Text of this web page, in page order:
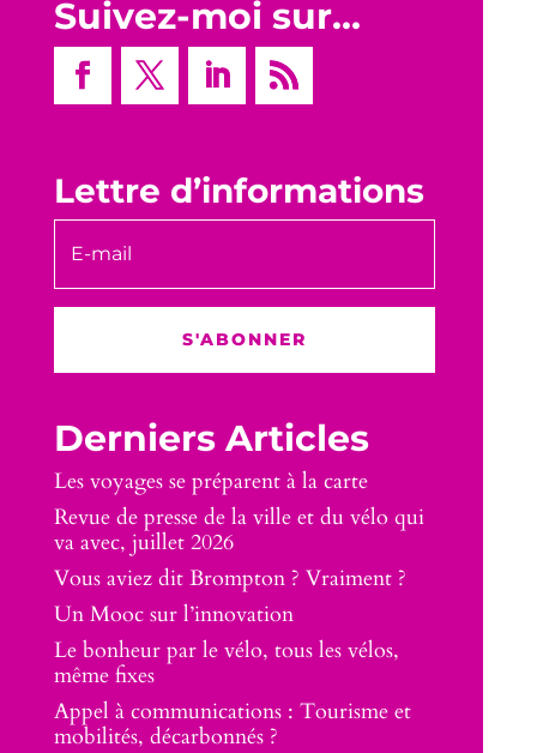
Suivez-moi sur…
Lettre d’informations
S'ABONNER
Derniers Articles
Les voyages se préparent à la carte
Revue de presse de la ville et du vélo qui
va avec, juillet 2026
Vous aviez dit Brompton ? Vraiment ?
Un Mooc sur l’innovation
Le bonheur par le vélo, tous les vélos,
même fixes
Appel à communications : Tourisme et
mobilités, décarbonnés ?